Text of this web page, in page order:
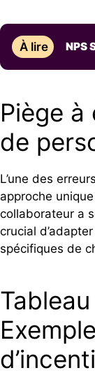
À lire NPS
Piège à
de
L’une des
approche
collaborateur a
crucial
spécifiques de